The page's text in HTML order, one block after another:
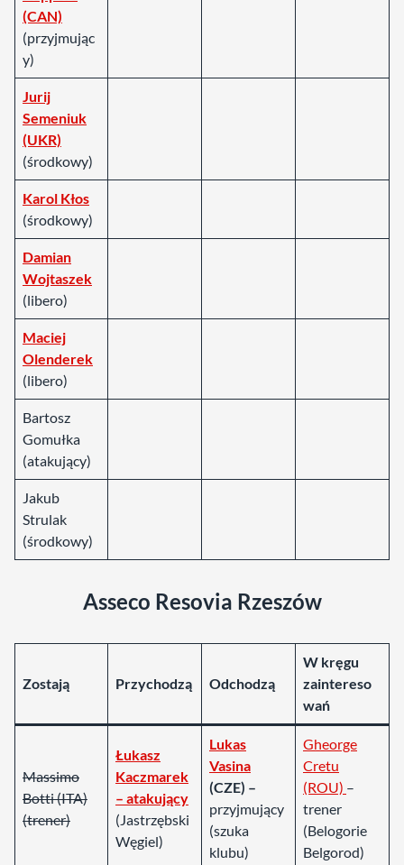
(CAN)
(przyjmując
y)
Jurij
Semeniuk
(UKR)
(środkowy)
Karol Kłos
(środkowy)
Damian
Wojtaszek
(libero)
Maciej
Olenderek
(libero)
Bartosz
Gomułka
(atakujący)
Jakub
Strulak
(środkowy)
Asseco Resovia Rzeszów
Zostają Przychodzą Odchodzą
W kręgu
zaintereso
wań
Massimo
Botti (ITA)
(trener)
Łukasz
Kaczmarek
– atakujący
(Jastrzębski
Węgiel)
Lukas
Vasina
(CZE) –
przyjmujący
(szuka
klubu)
Gheorge
Cretu
(ROU) –
trener
(Belogorie
Belgorod)